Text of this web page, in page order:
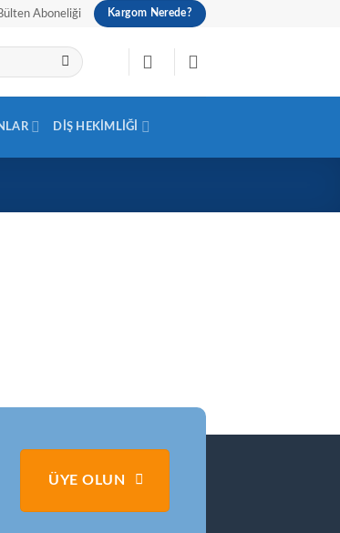
Aboneliği Kargom Nerede?
DIŞ HEKIMLIĞI
ÜYE OLUN